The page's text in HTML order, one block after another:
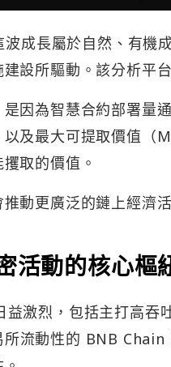
成長屬於自然、有機
設所驅動。該分析平
因為智慧合約部署量
及最大可提取價值（
取的價值。
動更廣泛的鏈上經濟
活動的核心樞
激烈，包括主打高吞
流動性的 BNB